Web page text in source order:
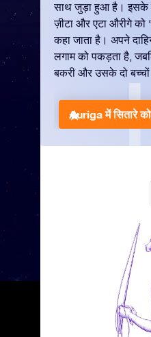
साथ जुड़ा हुआ है। इसके
ज़ीटा और एटा औरीगे को
कहा जाता है। अपने
लगाम को पकड़ता है,
बकरी और उसके दो बच्चों
Auriga में सितारे